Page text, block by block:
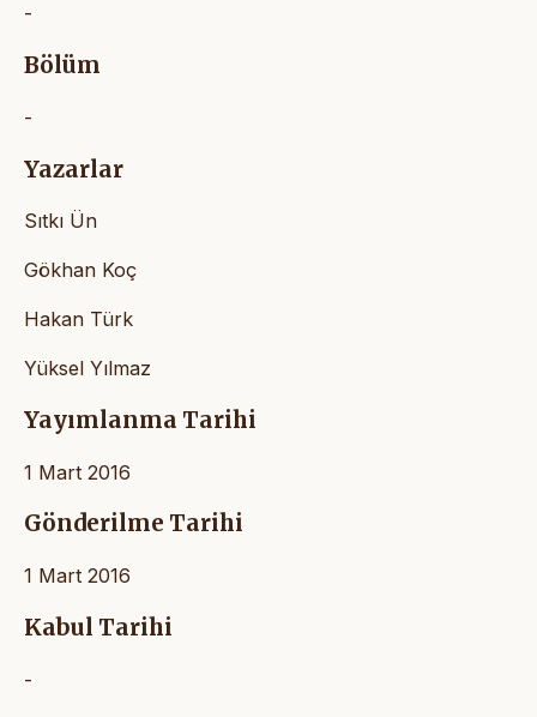
-
Bölüm
-
Yazarlar
Sıtkı Ün
Gökhan Koç
Hakan Türk
Yüksel Yılmaz
Yayımlanma Tarihi
1 Mart 2016
Gönderilme Tarihi
1 Mart 2016
Kabul Tarihi
-